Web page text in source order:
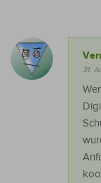
31.